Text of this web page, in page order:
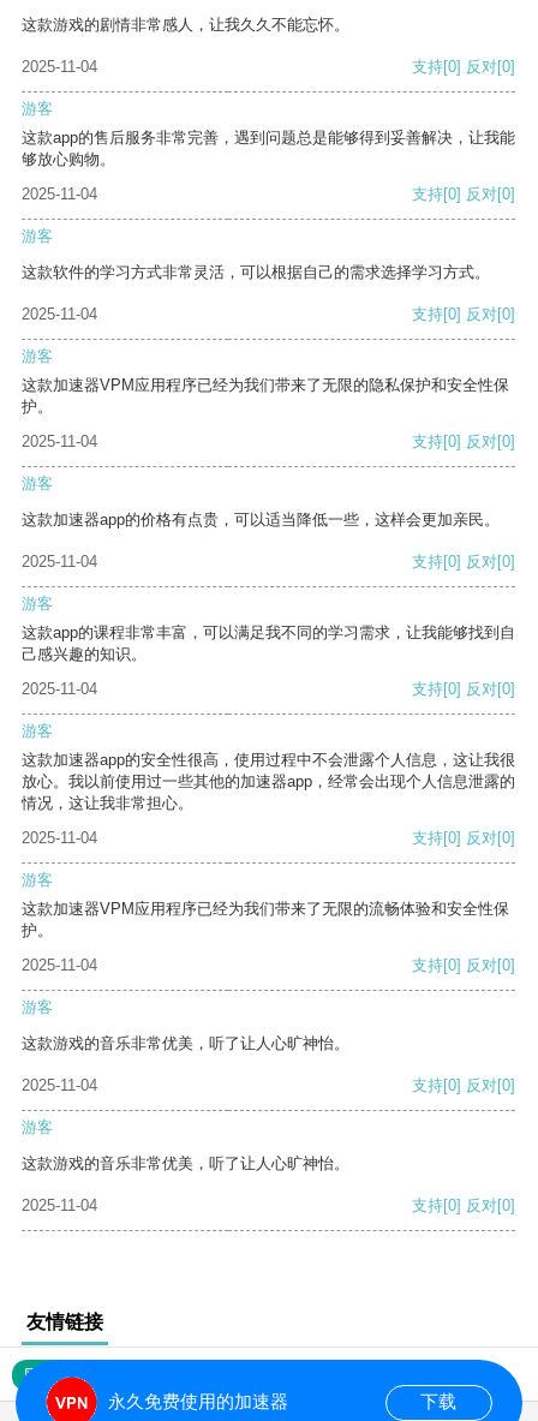
这款游戏的剧情非常感人，让我久久不能忘怀。
2025-11-04 支持[0] 反对[0]
游客
这款app的售后服务非常完善，遇到问题总是能够得到妥善解决，让我能
够放心购物。
2025-11-04
支持[0] 反对[0]
游客
这款软件的学习方式非常灵活，可以根据自己的需求选择学习方式。
2025-11-04 支持[0] 反对[0]
游客
这款加速器VPM应用程序已经为我们带来了无限的隐私保护和安全性保
护。
2025-11-04
支持[0] 反对[0]
游客
这款加速器app的价格有点贵，可以适当降低一些，这样会更加亲民。
2025-11-04 支持[0] 反对[0]
游客
这款app的课程非常丰富，可以满足我不同的学习需求，让我能够找到自
己感兴趣的知识。
2025-11-04
支持[0] 反对[0]
游客
这款加速器app的安全性很高，使用过程中不会泄露个人信息，这让我很
放心。我以前使用过一些其他的加速器app，经常会出现个人信息泄露的
情况，这让我非常担心。
2025-11-04
支持[0] 反对[0]
游客
这款加速器VPM应用程序已经为我们带来了无限的流畅体验和安全性保
护。
2025-11-04
支持[0] 反对[0]
游客
这款游戏的音乐非常优美，听了让人心旷神怡。
2025-11-04 支持[0] 反对[0]
游客
这款游戏的音乐非常优美，听了让人心旷神怡。
2025-11-04 支持[0] 反对[0]
友情链接
网站地图
永久免费使用的加速器 下载